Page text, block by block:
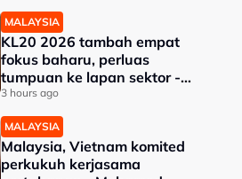
MALAYSIA
KL20 2026 tambah empat
fokus baharu, perluas
tumpuan ke lapan sektor -
Akmal Nasrullah
3 hours ago
MALAYSIA
Malaysia, Vietnam komited
perkukuh kerjasama